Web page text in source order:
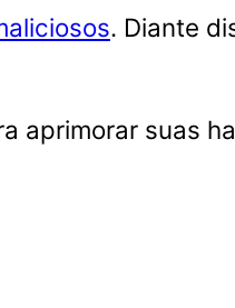
. Diante
aprimorar suas